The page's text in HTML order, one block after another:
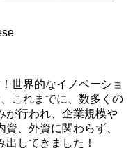
世界的なイノベーショ
これまでに、数多くの
が行われ、企業規模や
、外資に関わらず、
してきました！